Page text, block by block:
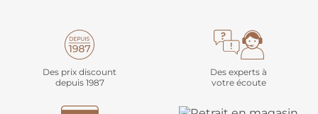
Des prix discount
depuis 1987
Des experts à
votre écoute